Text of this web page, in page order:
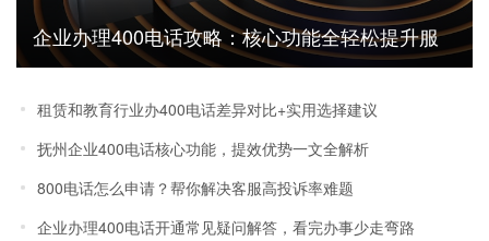
企业办理400电话攻略：核心功能全轻松提升服
务水平
租赁和教育行业办400电话差异对比+实用选择建议
抚州企业400电话核心功能，提效优势一文全解析
800电话怎么申请？帮你解决客服高投诉率难题
企业办理400电话开通常见疑问解答，看完办事少走弯路